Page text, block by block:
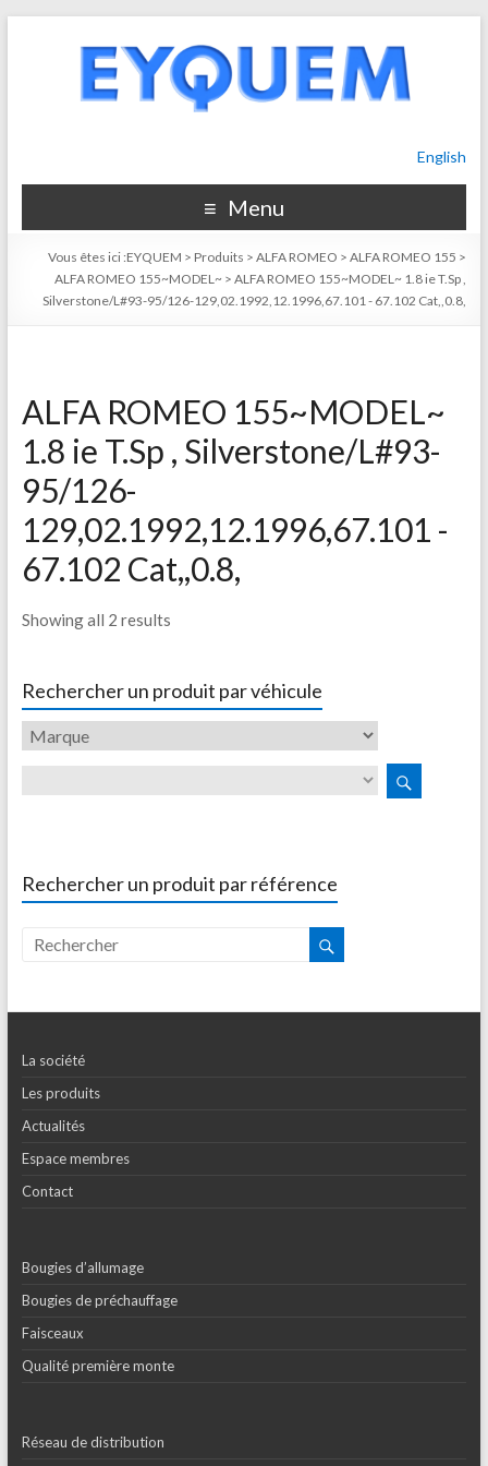
English
Menu
Vous êtes ici :EYQUEM > Produits >ALFA ROMEO >ALFA ROMEO 155 >
ALFA ROMEO 155~MODEL~ >ALFA ROMEO 155~MODEL~ 1.8 ie T.Sp ,
Silverstone/L#93-95/126-129,02.1992,12.1996,67.101 - 67.102 Cat,,0.8,
ALFA ROMEO 155~MODEL~
1.8 ie T.Sp , Silverstone/L#93-
95/126-
129,02.1992,12.1996,67.101 -
67.102 Cat,,0.8,
Showing all 2 results
Rechercher un produit par véhicule
Rechercher un produit par référence
La société
Les produits
Actualités
Espace membres
Contact
Bougies d’allumage
Bougies de préchauffage
Faisceaux
Qualité première monte
Réseau de distribution